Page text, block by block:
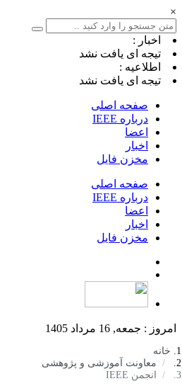
×
اخبار :
تیجه ای یافت نشد
اطلاعیه :
تیجه ای یافت نشد
صفحه اصلی
درباره IEEE
اعضا
اخبار
مخزن فایل
صفحه اصلی
درباره IEEE
اعضا
اخبار
مخزن فایل
امروز : جمعه, 16 مرداد 1405
خانه
معاونت آموزشی و پژوهشی
انجمن IEEE